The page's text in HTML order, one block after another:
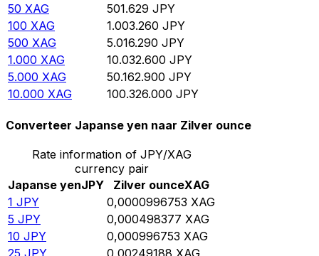
50 XAG 501.629 JPY
100 XAG 1.003.260 JPY
500 XAG 5.016.290 JPY
1.000 XAG 10.032.600 JPY
5.000 XAG 50.162.900 JPY
10.000 XAG 100.326.000 JPY
Converteer Japanse yen naar Zilver ounce
Rate information of JPY/XAG
currency pair
Japanse yenJPY Zilver ounceXAG
1 JPY 0,0000996753 XAG
5 JPY 0,000498377 XAG
10 JPY 0,000996753 XAG